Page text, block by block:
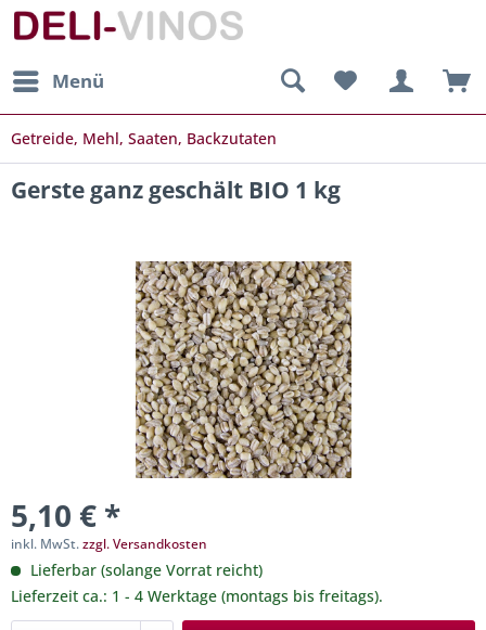
Menü
Getreide, Mehl, Saaten, Backzutaten
Gerste ganz geschält BIO 1 kg
5,10 € *
inkl. MwSt.zzgl. Versandkosten
Lieferbar (solange Vorrat reicht)
Lieferzeit ca.: 1 - 4 Werktage (montags bis freitags).